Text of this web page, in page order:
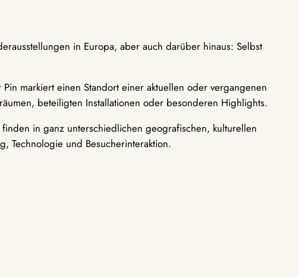
in Europa, aber auch darüber hinaus: Selbst
markiert einen Standort einer aktuellen oder vergangenen
beteiligten Installationen oder besonderen Highlights.
in ganz unterschiedlichen geografischen, kulturellen
Technologie und Besucherinteraktion.